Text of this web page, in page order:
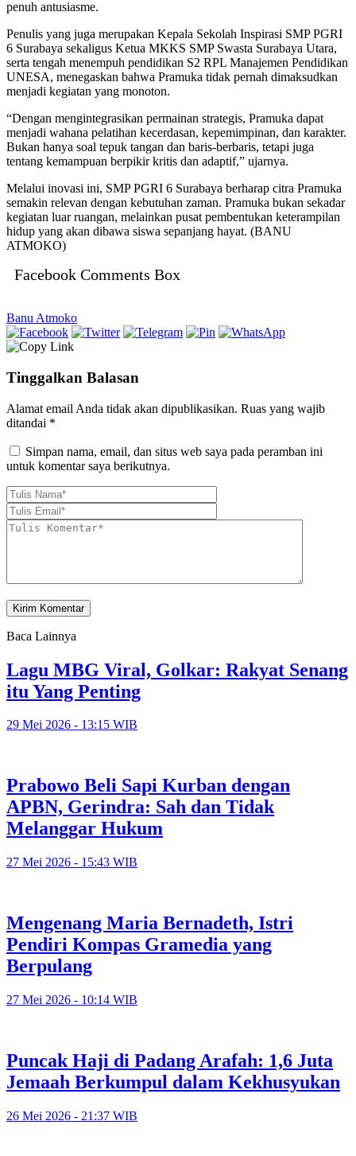
penuh antusiasme.
Penulis yang juga merupakan Kepala Sekolah Inspirasi SMP PGRI
6 Surabaya sekaligus Ketua MKKS SMP Swasta Surabaya Utara,
serta tengah menempuh pendidikan S2 RPL Manajemen Pendidikan
UNESA, menegaskan bahwa Pramuka tidak pernah dimaksudkan
menjadi kegiatan yang monoton.
“Dengan mengintegrasikan permainan strategis, Pramuka dapat
menjadi wahana pelatihan kecerdasan, kepemimpinan, dan karakter.
Bukan hanya soal tepuk tangan dan baris-berbaris, tetapi juga
tentang kemampuan berpikir kritis dan adaptif,” ujarnya.
Melalui inovasi ini, SMP PGRI 6 Surabaya berharap citra Pramuka
semakin relevan dengan kebutuhan zaman. Pramuka bukan sekadar
kegiatan luar ruangan, melainkan pusat pembentukan keterampilan
hidup yang akan dibawa siswa sepanjang hayat. (BANU
ATMOKO)
Facebook Comments Box
Banu Atmoko
Tinggalkan Balasan
Alamat email Anda tidak akan dipublikasikan. Ruas yang wajib
ditandai *
Simpan nama, email, dan situs web saya pada peramban ini
untuk komentar saya berikutnya.
Baca Lainnya
Lagu MBG Viral, Golkar: Rakyat Senang
itu Yang Penting
29 Mei 2026 - 13:15 WIB
Prabowo Beli Sapi Kurban dengan
APBN, Gerindra: Sah dan Tidak
Melanggar Hukum
27 Mei 2026 - 15:43 WIB
Mengenang Maria Bernadeth, Istri
Pendiri Kompas Gramedia yang
Berpulang
27 Mei 2026 - 10:14 WIB
Puncak Haji di Padang Arafah: 1,6 Juta
Jemaah Berkumpul dalam Kekhusyukan
26 Mei 2026 - 21:37 WIB